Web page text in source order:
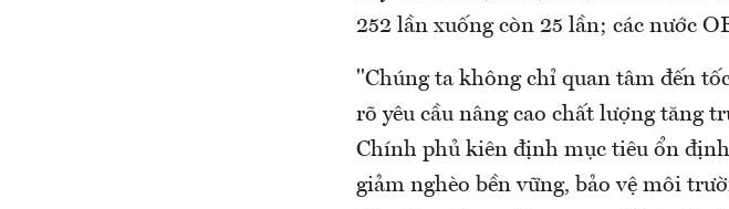
252 lần xuống còn 25 lần; các nước
"Chúng ta không chỉ quan tâm đến
rõ yêu cầu nâng cao chất lượng tăng
Chính phủ kiên định mục tiêu ổn
giảm nghèo bền vững, bảo vệ môi